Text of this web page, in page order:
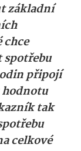
základní
připojí
hodnotu
tak
celkové